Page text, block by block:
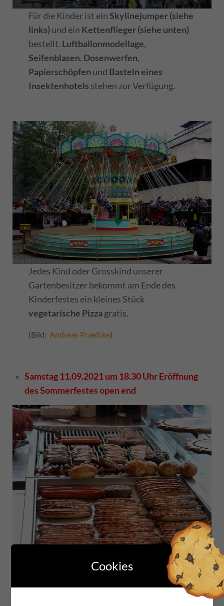
Für die Kinder ist einSkylinejumper (siehe
links)und ein Kettenflieger (siehe unten)
bestellt. Luftballonmodellage,
Seifenblasen, Dosenwerfen,
Papierschöpfen und Basteln eines
Insektenhotels stehen zur Verfügung.
Jedes Kind oder Grosskind unserer
Gartenbesitzer bekommt am Ende des
Kinderfestes ein kleines Stück
vegetarische Pizzagratis.
(Bild: Andreas Praefcke)
Samstag 11.09.2021um 18.30 Uhr Eröffnung
des Sommerfestes open end
Cookies